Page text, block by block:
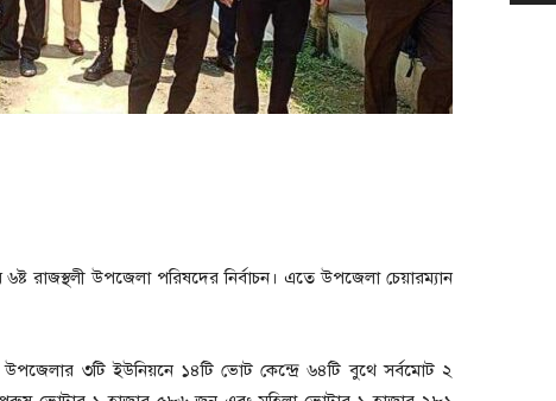
রাজস্থলী উপজেলা পরিষদের নির্বাচন। এতে উপজেলা চেয়ারম্যান
উপজেলার ৩টি ইউনিয়নে ১৪টি ভোট কেন্দ্রে ৬৪টি বুথে সর্বমোট ২